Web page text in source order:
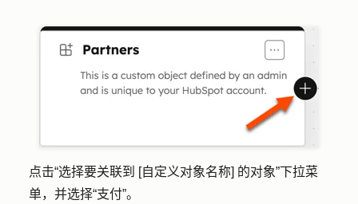
点击“选择要关联到 [自定义对象名称] 的对象”下拉菜
单，并选择“支付”。